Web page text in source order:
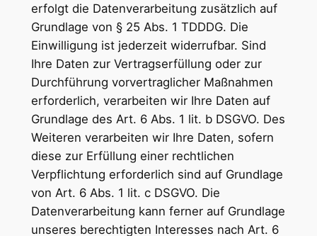
erfolgt die Datenverarbeitung zusätzlich auf
Grundlage von § 25 Abs. 1 TDDDG. Die
Einwilligung ist jederzeit widerrufbar. Sind
Ihre Daten zur Vertragserfüllung oder zur
Durchführung vorvertraglicher Maßnahmen
erforderlich, verarbeiten wir Ihre Daten auf
Grundlage des Art. 6 Abs. 1 lit. b DSGVO. Des
Weiteren verarbeiten wir Ihre Daten, sofern
diese zur Erfüllung einer rechtlichen
Verpflichtung erforderlich sind auf Grundlage
von Art. 6 Abs. 1 lit. c DSGVO. Die
Datenverarbeitung kann ferner auf Grundlage
unseres berechtigten Interesses nach Art. 6